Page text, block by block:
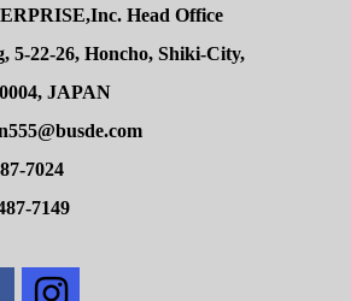
Head Office
5-22-26, Honcho, Shiki-City,
JAPAN
7024
7149